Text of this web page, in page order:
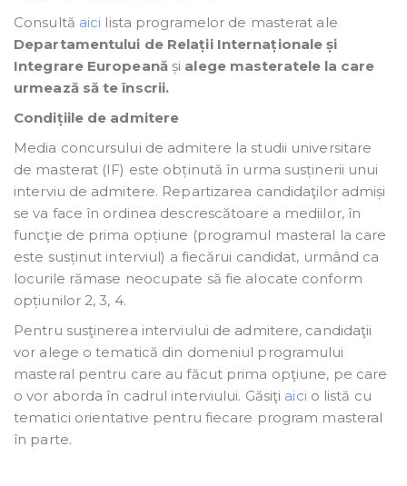
Consultă aici lista programelor de masterat ale
Departamentului de Relații Internaționale și
Integrare Europeanăși alege masteratele la care
urmează să te înscrii.
Condițiile de admitere
Media concursului de admitere la studii universitare
de masterat (IF) este obținută în urma susținerii unui
interviu de admitere. Repartizarea candidaţilor admiși
se va face în ordinea descrescătoare a mediilor, în
funcţie de prima opțiune (programul masteral la care
este susținut interviul) a fiecărui candidat, urmând ca
locurile rămase neocupate să fie alocate conform
opțiunilor 2, 3, 4.
Pentru susţinerea interviului de admitere, candidaţii
vor alege o tematică din domeniul programului
masteral pentru care au făcut prima opţiune, pe care
o vor aborda în cadrul interviului. Găsiţi aici o listă cu
tematici orientative pentru fiecare program masteral
în parte.